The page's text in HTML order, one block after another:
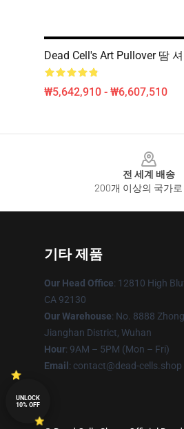
Dead Cell's Art Pullover 땀
₩5,642,910 - ₩6,607,510
전 세계 배송
200개 이상의 국가로
기타 제품
Our Head Office: 12810 High
CA 92130
Our Warehouse: No. 8888
Jianghan District, Wuhan
Hour: 9AM – 5PM (Mon – Fri)
Email : contact@dead-cells.shop
UNLOCK
10% OFF